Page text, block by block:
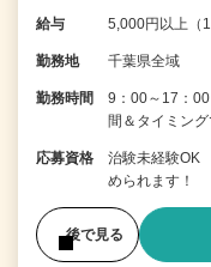
給与 5,000円以上（
勤務地 千葉県全域
勤務時間
9：00～17：
間＆タイミン
応募資格
治験未経験OK
められます！
後で見る